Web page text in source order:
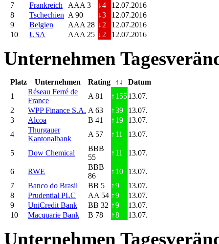
7
Frankreich AAA 3 ↓4
12.07.2016
8
Tschechien A 90 ↓3
12.07.2016
9
Belgien AAA 28 ↓ 2
12.07.2016
10
USA AAA 25 ↓ 2 12.07.2016
Unternehmen
Platz Unternehmen Rating ↑↓
Datum
1
Réseau Ferré de
France
A 81 ↑ 15513.07.
2
WPP Finance S.A. A 63 ↑39
13.07.
3
Alcoa B 41 ↑ 19
13.07.
4
Thurgauer
Kantonalbank
A 57 ↑ 11 13.07.
5 Dow Chemical
BBB
55
↑ 11 13.07.
6 RWE
BBB
86
↑ 10
13.07.
7
Banco do Brasil BB 5 ↑9
13.07.
8
Prudential PLC AA 54 ↑9
13.07.
9
UniCredit Bank BB 32 ↑9
13.07.
10
Macquarie Bank B 78 ↑8 13.07.
Unternehmen